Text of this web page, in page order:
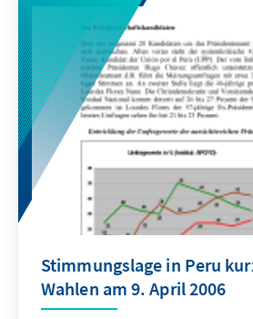
Stimmungslage in Peru
Wahlen am 9. April 2006